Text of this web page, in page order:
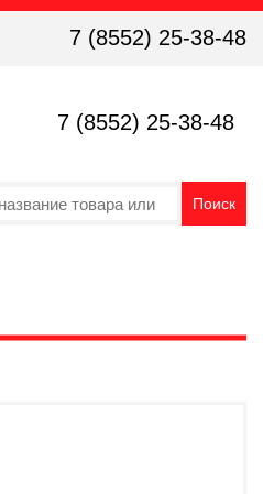
7 (8552) 25-38-48
7 (8552) 25-38-48